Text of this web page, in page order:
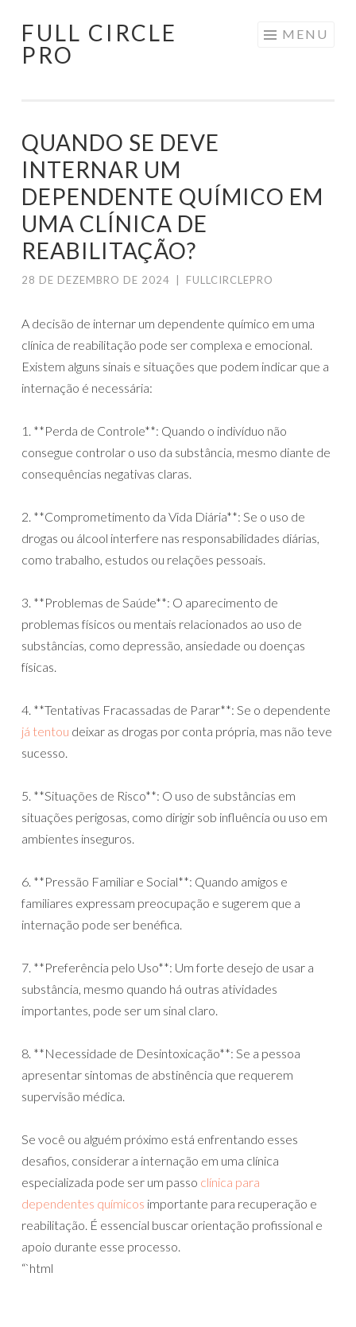
Pular
para
FULL CIRCLE
PRO
MENU
QUANDO SE DEVE
INTERNAR UM
DEPENDENTE QUÍMICO EM
UMA CLÍNICA DE
REABILITAÇÃO?
28 DE DEZEMBRO DE 2024 FULLCIRCLEPRO
A decisão de internar um dependente químico em uma
clínica de reabilitação pode ser complexa e emocional.
Existem alguns sinais e situações que podem indicar que a
internação é necessária:
1. **Perda de Controle**: Quando o indivíduo não
consegue controlar o uso da substância, mesmo diante de
consequências negativas claras.
2. **Comprometimento da Vida Diária**: Se o uso de
drogas ou álcool interfere nas responsabilidades diárias,
como trabalho, estudos ou relações pessoais.
3. **Problemas de Saúde**: O aparecimento de
problemas físicos ou mentais relacionados ao uso de
substâncias, como depressão, ansiedade ou doenças
físicas.
4. **Tentativas Fracassadas de Parar**: Se o dependente
já tentou deixar as drogas por conta própria, mas não teve
sucesso.
5. **Situações de Risco**: O uso de substâncias em
situações perigosas, como dirigir sob influência ou uso em
ambientes inseguros.
6. **Pressão Familiar e Social**: Quando amigos e
familiares expressam preocupação e sugerem que a
internação pode ser benéfica.
7. **Preferência pelo Uso**: Um forte desejo de usar a
substância, mesmo quando há outras atividades
importantes, pode ser um sinal claro.
8. **Necessidade de Desintoxicação**: Se a pessoa
apresentar sintomas de abstinência que requerem
supervisão médica.
Se você ou alguém próximo está enfrentando esses
desafios, considerar a internação em uma clínica
especializada pode ser um passo clínica para
dependentes químicos importante para recuperação e
reabilitação. É essencial buscar orientação profissional e
apoio durante esse processo.
“`html